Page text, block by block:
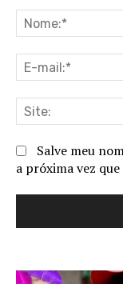
Salve meu
a próxima vez